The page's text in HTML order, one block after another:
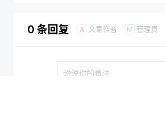
0 条回复 A 文章作者 M 管理员